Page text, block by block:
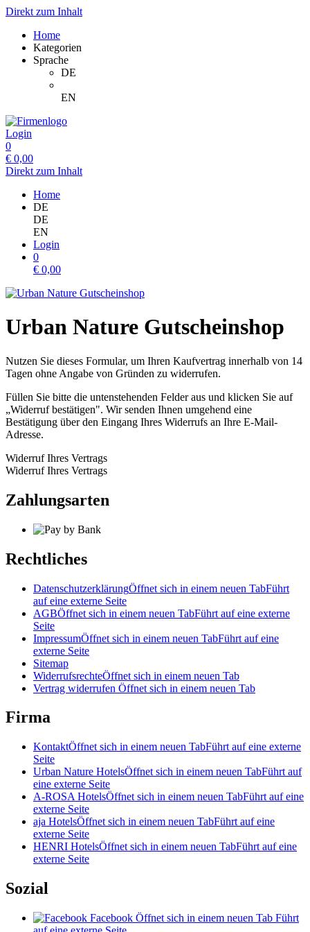
Direkt zum Inhalt
Home
Kategorien
Sprache
DE
EN
Login
0
€ 0,00
Direkt zum Inhalt
Home
DE
DE
EN
Login
0
€ 0,00
Urban Nature Gutscheinshop
Nutzen Sie dieses Formular, um Ihren Kaufvertrag innerhalb von 14
Tagen ohne Angabe von Gründen zu widerrufen.
Füllen Sie bitte die untenstehenden Felder aus und klicken Sie auf
„Widerruf bestätigen". Wir senden Ihnen umgehend eine
Bestätigung über den Eingang Ihres Widerrufs an Ihre E-Mail-
Adresse.
Widerruf Ihres Vertrags
Widerruf Ihres Vertrags
Zahlungsarten
Rechtliches
DatenschutzerklärungÖffnet sich in einem neuen TabFührt
auf eine externe Seite
AGBÖffnet sich in einem neuen TabFührt auf eine externe
Seite
ImpressumÖffnet sich in einem neuen TabFührt auf eine
externe Seite
Sitemap
WiderrufsrechteÖffnet sich in einem neuen Tab
Vertrag widerrufen Öffnet sich in einem neuen Tab
Firma
KontaktÖffnet sich in einem neuen TabFührt auf eine externe
Seite
Urban Nature HotelsÖffnet sich in einem neuen TabFührt auf
eine externe Seite
A-ROSA HotelsÖffnet sich in einem neuen TabFührt auf eine
externe Seite
aja HotelsÖffnet sich in einem neuen TabFührt auf eine
externe Seite
HENRI HotelsÖffnet sich in einem neuen TabFührt auf eine
externe Seite
Sozial
Facebook Öffnet sich in einem neuen Tab Führt